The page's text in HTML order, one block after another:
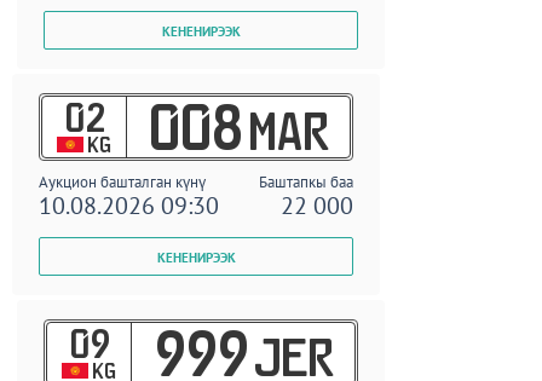
02
KG 008 MAR
Аукцион башталган күнү Баштапкы баа
10.08.2026 09:30 22 000
09
KG 999 JER